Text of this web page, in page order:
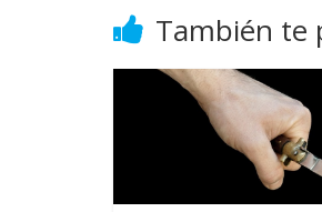
También te